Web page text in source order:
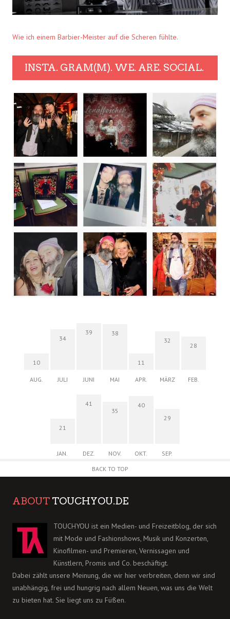
Wie ich einem Barbier-Meister auf die Scheren fühlte.
INSTA. GRAM(M). WE. ARE. SOCIAL.
10
AUG.
34
JULI
39
JUNI
38
MAI
11
APR.
32
MÄRZ
28
FEB.
21
JAN.
41
DEZ.
35
NOV.
40
OKT.
29
SEP.
BACK TO TOP
ABOUT TOUCHYOU.DE
TOUCHYOU ist ein Medien- und Freizeitblog, der sich
mit Mode und Fashionshows, Musik und Konzerten,
Kinofilmen- und Premieren, Vernissagen und
Künstlern, Promis und Co. beschäftigt.
Dabei zählt unsere Meinung, die wir hier verbreiten, denn wir sind
unabhängig, frei und hungrig nach allem Neuen, was uns die Welt
zu bieten hat. Sie liegt uns zu Füßen.